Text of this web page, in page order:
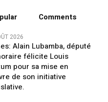
Comments
2026
Alain Lubamba, député
félicite Louis
pour sa mise en
de son initiative